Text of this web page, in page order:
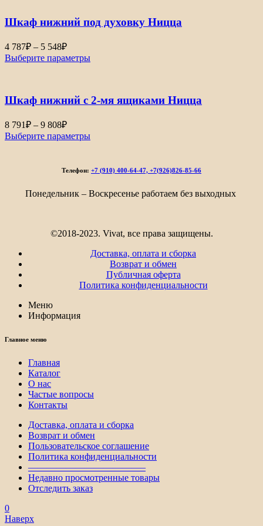
9
Шкаф нижний под духовку Ницца
4 787₽ – 5 548₽Диапазон
цен:
4
5
Выберите параметры
Шкаф нижний с 2-мя ящиками Ницца
8 791₽ – 9 808₽Диапазон
цен:
8
808₽
Выберите параметры
Телефон: +7 (910) 400-64-47, +7(926)826-85-66
Понедельник – Воскресенье работаем без выходных
©2018-2023. Vivat, все права защищены.
Доставка, оплата и сборка
Возврат и обмен
Публичная оферта
Политика конфиденциальности
Меню
Информация
Главное меню
Главная
Каталог
О нас
Частые вопросы
Контакты
Доставка, оплата и сборка
Возврат и обмен
Пользовательское соглашение
Политика конфиденциальности
————————————–
Недавно просмотренные товары
Отследить заказ
0
Наверх